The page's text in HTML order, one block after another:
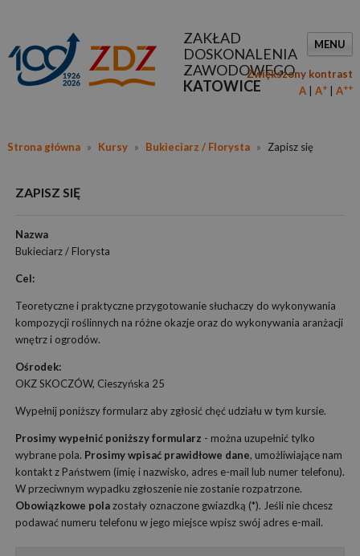
ZAKŁAD
DOSKONALENIA
ZAWODOWEGO
KATOWICE
MENU
Zwiększony kontrast
A
A+ A++
Strona główna » Kursy » Bukieciarz / Florysta » Zapisz się
ZAPISZ SIĘ
Nazwa
Bukieciarz / Florysta
Cel:
Teoretyczne i praktyczne przygotowanie słuchaczy do wykonywania
kompozycji roślinnych na różne okazje oraz do wykonywania aranżacji
wnętrz i ogrodów.
Ośrodek:
OKZ SKOCZÓW, Cieszyńska 25
Wypełnij poniższy formularz aby zgłosić chęć udziału w tym kursie.
Prosimy wypełnić poniższy formularz - można uzupełnić tylko
wybrane pola. Prosimy wpisać prawidłowe dane, umożliwiające nam
kontakt z Państwem (imię i nazwisko, adres e-mail lub numer telefonu).
W przeciwnym wypadku zgłoszenie nie zostanie rozpatrzone.
Obowiązkowe polazostały oznaczone gwiazdką (*). Jeśli nie chcesz
podawać numeru telefonu w jego miejsce wpisz swój adres e-mail.